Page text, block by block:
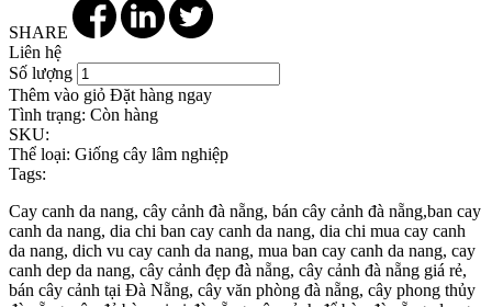
SHARE
Liên hệ
Số lượng
Thêm vào giỏ Đặt hàng ngay
Tình trạng: Còn hàng
SKU:
Thể loại: Giống cây lâm nghiệp
Tags:
Cay canh da nang, cây cảnh đà nẵng, bán cây cảnh đà nẵng,ban cay
canh da nang, dia chi ban cay canh da nang, dia chi mua cay canh
da nang, dich vu cay canh da nang, mua ban cay canh da nang, cay
canh dep da nang, cây cảnh đẹp đà nẵng, cây cảnh đà nẵng giá rẻ,
bán cây cảnh tại Đà Nẵng, cây văn phòng đà nẵng, cây phong thủy